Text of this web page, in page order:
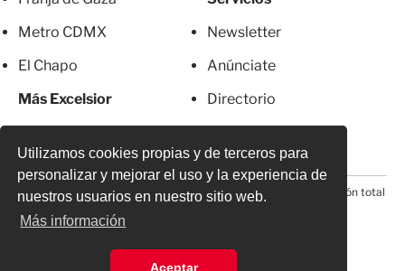
Utilizamos cookies propias y de terceros para
personalizar y mejorar el uso y la experiencia de
nuestros usuarios en nuestro sitio web.
Más información
Aceptar
Metro CDMX
El Chapo
Más Excelsior
Newsletter
Anúnciate
Directorio
© 2026 Todos los derechos reservados. Prohibida la reproducción total
o parcial, incluyendo cualquier medio electrónico*